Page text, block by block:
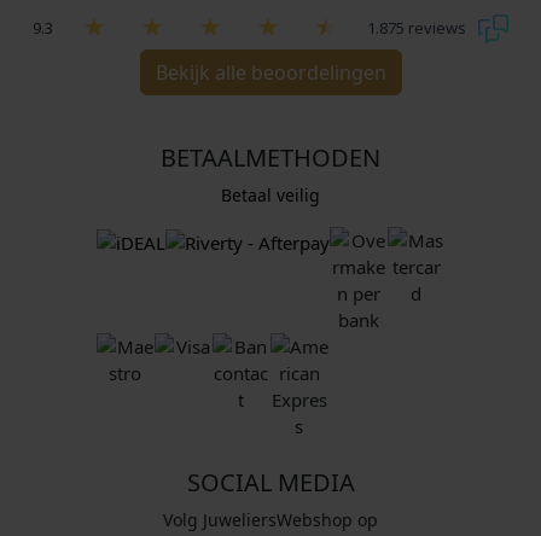
9.3 1.875 reviews
Bekijk alle beoordelingen
BETAALMETHODEN
Betaal veilig
SOCIAL MEDIA
Volg JuweliersWebshop op